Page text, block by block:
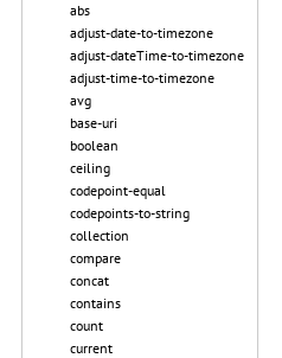
abs
adjust-date-to-timezone
adjust-dateTime-to-timezone
adjust-time-to-timezone
avg
base-uri
boolean
ceiling
codepoint-equal
codepoints-to-string
collection
compare
concat
contains
count
current